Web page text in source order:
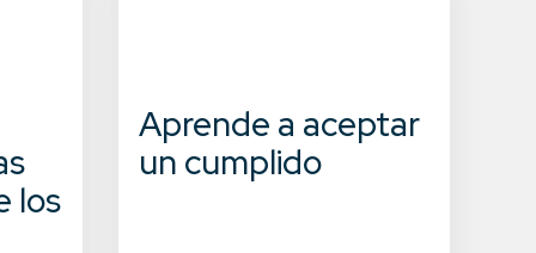
los
Aprende a aceptar
un cumplido